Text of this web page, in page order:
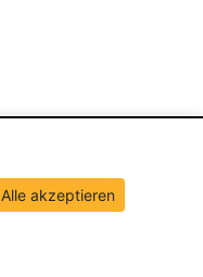
Alle akzeptieren